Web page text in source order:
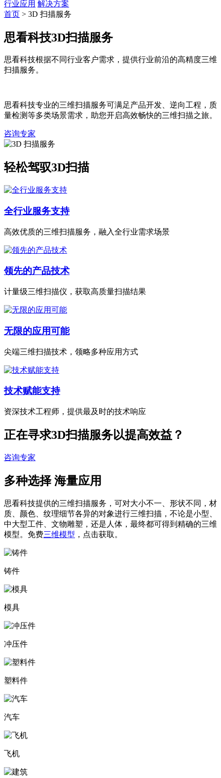
行业应用 解决方案
首页 > 3D 扫描服务
思看科技3D扫描服务
思看科技根据不同行业客户需求，提供行业前沿的高精度三维
扫描服务。
思看科技专业的三维扫描服务可满足产品开发、逆向工程，质
量检测等多类场景需求，助您开启高效畅快的三维扫描之旅。
咨询专家
轻松驾驭3D扫描
全行业服务支持
高效优质的三维扫描服务，融入全行业需求场景
领先的产品技术
计量级三维扫描仪，获取高质量扫描结果
无限的应用可能
尖端三维扫描技术，领略多种应用方式
技术赋能支持
资深技术工程师，提供最及时的技术响应
正在寻求3D扫描服务以提高效益？
咨询专家
多种选择 海量应用
思看科技提供的三维扫描服务，可对大小不一、形状不同，材
质、颜色、纹理细节各异的对象进行三维扫描，不论是小型、
中大型工件、文物雕塑，还是人体，最终都可得到精确的三维
模型。免费三维模型 ，点击获取。
铸件
模具
冲压件
塑料件
汽车
飞机